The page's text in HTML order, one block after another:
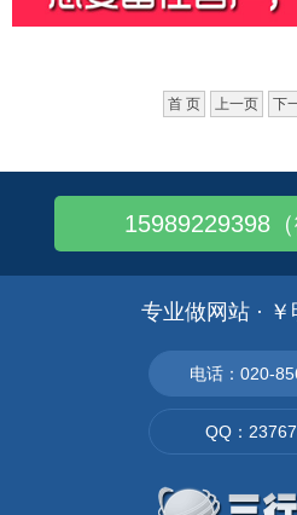
首 页 上一页 下
15989229398（
专业做网站 · ￥
电话：020-
QQ：